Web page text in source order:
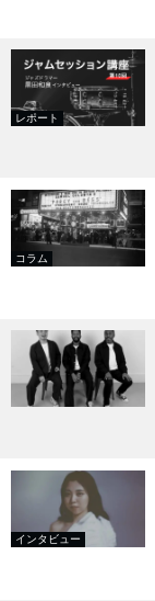
レポート
コラム
インタビュー